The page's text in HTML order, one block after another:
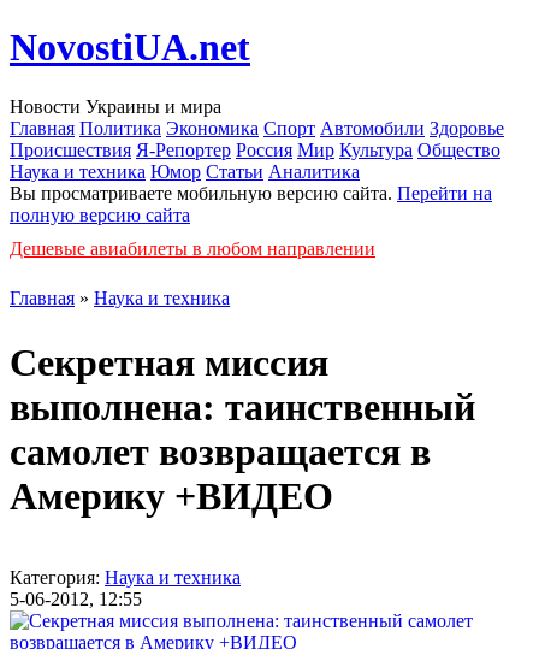
NovostiUA.net
Новости Украины и мира
Главная Политика Экономика Спорт Автомобили Здоровье
Происшествия Я-Репортер Россия Мир Культура Общество
Наука и техника Юмор Статьи Аналитика
Вы просматриваете мобильную версию сайта. Перейти на
полную версию сайта
Дешевые авиабилеты в любом направлении
Главная » Наука и техника
Секретная миссия
выполнена: таинственный
самолет возвращается в
Америку +ВИДЕО
Категория: Наука и техника
5-06-2012, 12:55